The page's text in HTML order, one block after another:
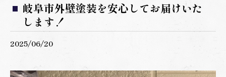
岐阜市外壁塗装を安心してお届けいた
します！
2025/06/20